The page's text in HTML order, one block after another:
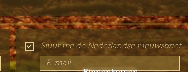
Stuur me de Nederlandse nieuwsbrief